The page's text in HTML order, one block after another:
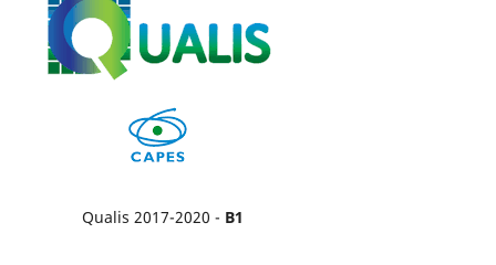
Qualis 2017-2020 - B1